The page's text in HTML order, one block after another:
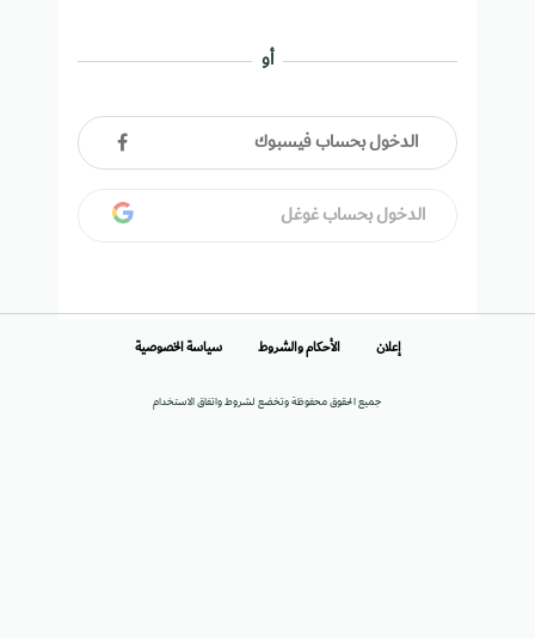
أو
الدخول بحساب فيسبوك
الدخول بحساب غوغل
جميع الحقوق محفوظة وتخضع لشروط واتفاق الاستخدام
إعلان الأحكام والشروط سياسة الخصوصية